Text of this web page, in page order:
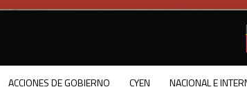
ACCIONES DE GOBIERNO CYEN NACIONAL E